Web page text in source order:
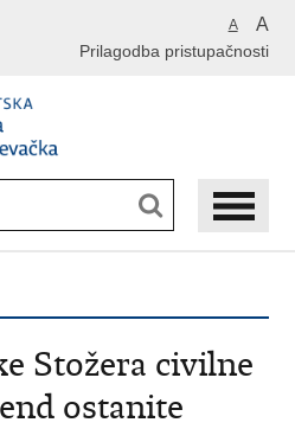
A A
Prilagodba pristupačnosti
Stožera civilne
ostanite